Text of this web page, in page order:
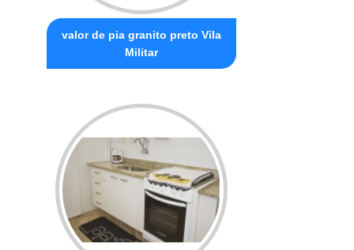
valor de pia granito preto Vila
Militar